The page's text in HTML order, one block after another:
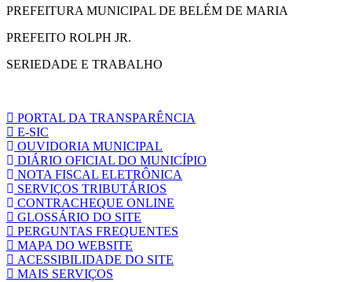
PREFEITURA MUNICIPAL DE BELÉM DE MARIA
PREFEITO ROLPH JR.
SERIEDADE E TRABALHO
PORTAL DA TRANSPARÊNCIA
E-SIC
OUVIDORIA MUNICIPAL
DIÁRIO OFICIAL DO MUNICÍPIO
NOTA FISCAL ELETRÔNICA
SERVIÇOS TRIBUTÁRIOS
CONTRACHEQUE ONLINE
GLOSSÁRIO DO SITE
PERGUNTAS FREQUENTES
MAPA DO WEBSITE
ACESSIBILIDADE DO SITE
MAIS SERVIÇOS